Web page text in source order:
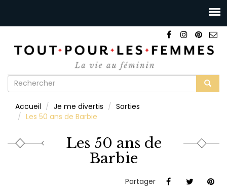
Formulaire
recherche
Accueil Je me divertis
Sorties
Les 50 ans de Barbie
Les 50 ans de
Barbie
Partager